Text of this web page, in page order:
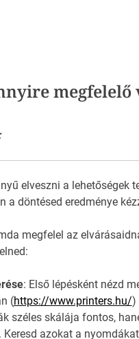
megfelelő
elveszni a lehetőségek
a döntésed eredménye
megfelel az
: Első lépésként nézd
(https://www.printers.hu/)
széles skálája fontos,
azokat a